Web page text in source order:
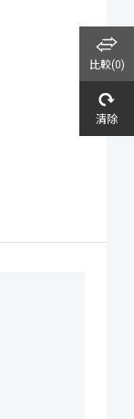
比較(0)
清除